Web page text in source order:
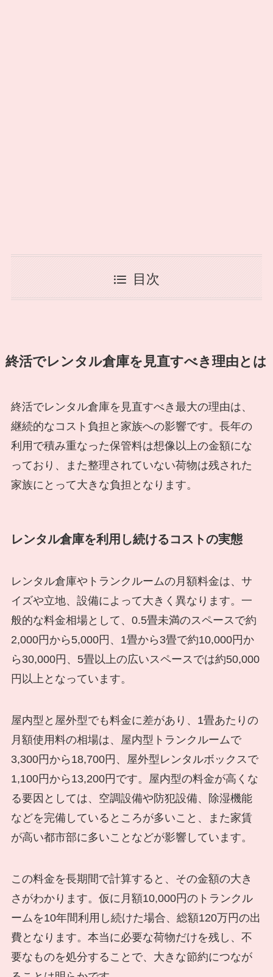
目次
終活でレンタル倉庫を見直すべき理由とは
終活でレンタル倉庫を見直すべき最大の理由は、
継続的なコスト負担と家族への影響です。長年の
利用で積み重なった保管料は想像以上の金額にな
っており、また整理されていない荷物は残された
家族にとって大きな負担となります。
レンタル倉庫を利用し続けるコストの実態
レンタル倉庫やトランクルームの月額料金は、サ
イズや立地、設備によって大きく異なります。一
般的な料金相場として、0.5畳未満のスペースで約
2,000円から5,000円、1畳から3畳で約10,000円か
ら30,000円、5畳以上の広いスペースでは約50,000
円以上となっています。
屋内型と屋外型でも料金に差があり、1畳あたりの
月額使用料の相場は、屋内型トランクルームで
3,300円から18,700円、屋外型レンタルボックスで
1,100円から13,200円です。屋内型の料金が高くな
る要因としては、空調設備や防犯設備、除湿機能
などを完備しているところが多いこと、また家賃
が高い都市部に多いことなどが影響しています。
この料金を長期間で計算すると、その金額の大き
さがわかります。仮に月額10,000円のトランクル
ームを10年間利用し続けた場合、総額120万円の出
費となります。本当に必要な荷物だけを残し、不
要なものを処分することで、大きな節約につなが